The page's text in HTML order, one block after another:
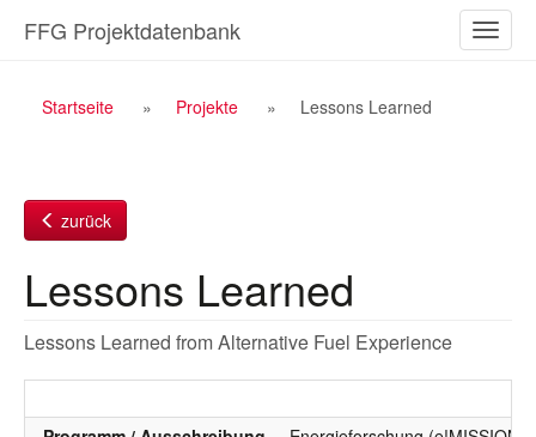
Inhalt
ein-/
FFG Projektdatenbank
Breadcrumb
Startseite Projekte Lessons Learned
zurück
Lessons Learned
Lessons Learned from Alternative Fuel Experience